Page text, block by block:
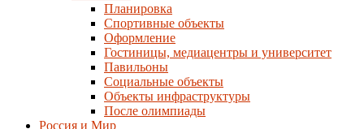
Планировка
Спортивные объекты
Оформление
Гостиницы, медиацентры и университет
Павильоны
Социальные объекты
Объекты инфраструктуры
После олимпиады
Россия и Мир